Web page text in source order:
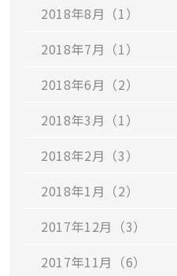
2018年8月（1）
2018年7月（1）
2018年6月（2）
2018年3月（1）
2018年2月（3）
2018年1月（2）
2017年12月（3）
2017年11月（6）